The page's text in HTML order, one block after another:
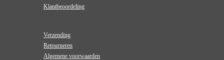
Klantbeoordeling
Verzending
Retourneren
Algemene voorwaarden